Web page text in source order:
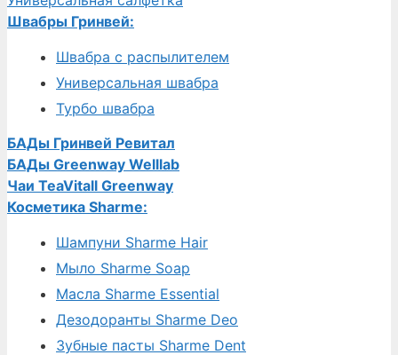
Швабры Гринвей:
Швабра с распылителем
Универсальная швабра
Турбо швабра
БАДы Гринвей Ревитал
БАДы Greenway Welllab
Чаи TeaVitall Greenway
Косметика Sharme:
Шампуни Sharme Hair
Мыло Sharme Soap
Масла Sharme Essential
Дезодоранты Sharme Deo
Зубные пасты Sharme Dent